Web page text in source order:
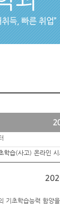
학습(사고) 온라인
초학습능력 함양